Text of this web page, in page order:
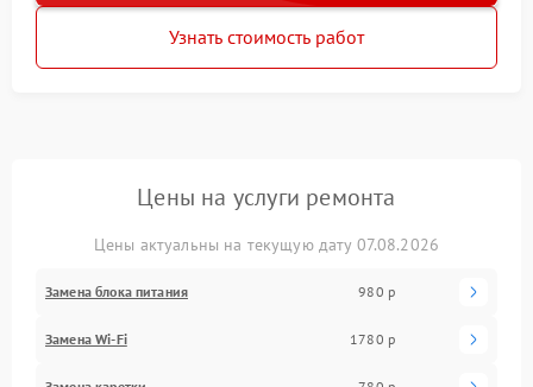
Узнать стоимость работ
Цены на услуги ремонта
Цены актуальны на текущую дату 07.08.2026
Замена блока питания 980 р
Замена Wi-Fi 1780 р